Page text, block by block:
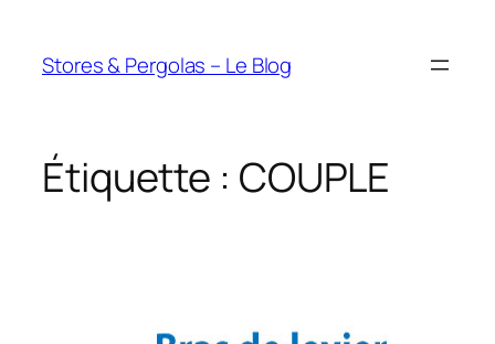
contenu
Stores & Pergolas – Le Blog
Étiquette : COUPLE